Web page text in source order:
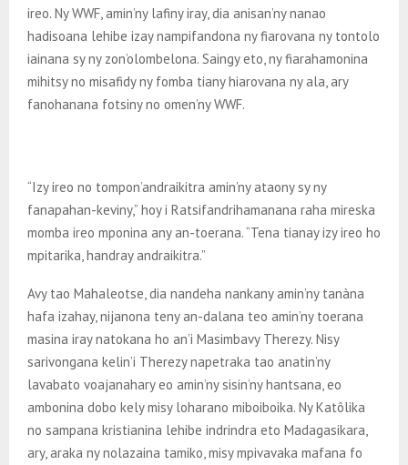
ireo. Ny WWF, amin’ny lafiny iray, dia anisan’ny nanao
hadisoana lehibe izay nampifandona ny fiarovana ny tontolo
iainana sy ny zon’olombelona. Saingy eto, ny fiarahamonina
mihitsy no misafidy ny fomba tiany hiarovana ny ala, ary
fanohanana fotsiny no omen’ny WWF.
“Izy ireo no tompon’andraikitra amin’ny ataony sy ny
fanapahan-keviny,” hoy i Ratsifandrihamanana raha mireska
momba ireo mponina any an-toerana. “Tena tianay izy ireo ho
mpitarika, handray andraikitra.”
Avy tao Mahaleotse, dia nandeha nankany amin’ny tanàna
hafa izahay, nijanona teny an-dalana teo amin’ny toerana
masina iray natokana ho an’i Masimbavy Therezy. Nisy
sarivongana kelin’i Therezy napetraka tao anatin’ny
lavabato voajanahary eo amin’ny sisin’ny hantsana, eo
ambonina dobo kely misy loharano miboiboika. Ny Katôlika
no sampana kristianina lehibe indrindra eto Madagasikara,
ary, araka ny nolazaina tamiko, misy mpivavaka mafana fo